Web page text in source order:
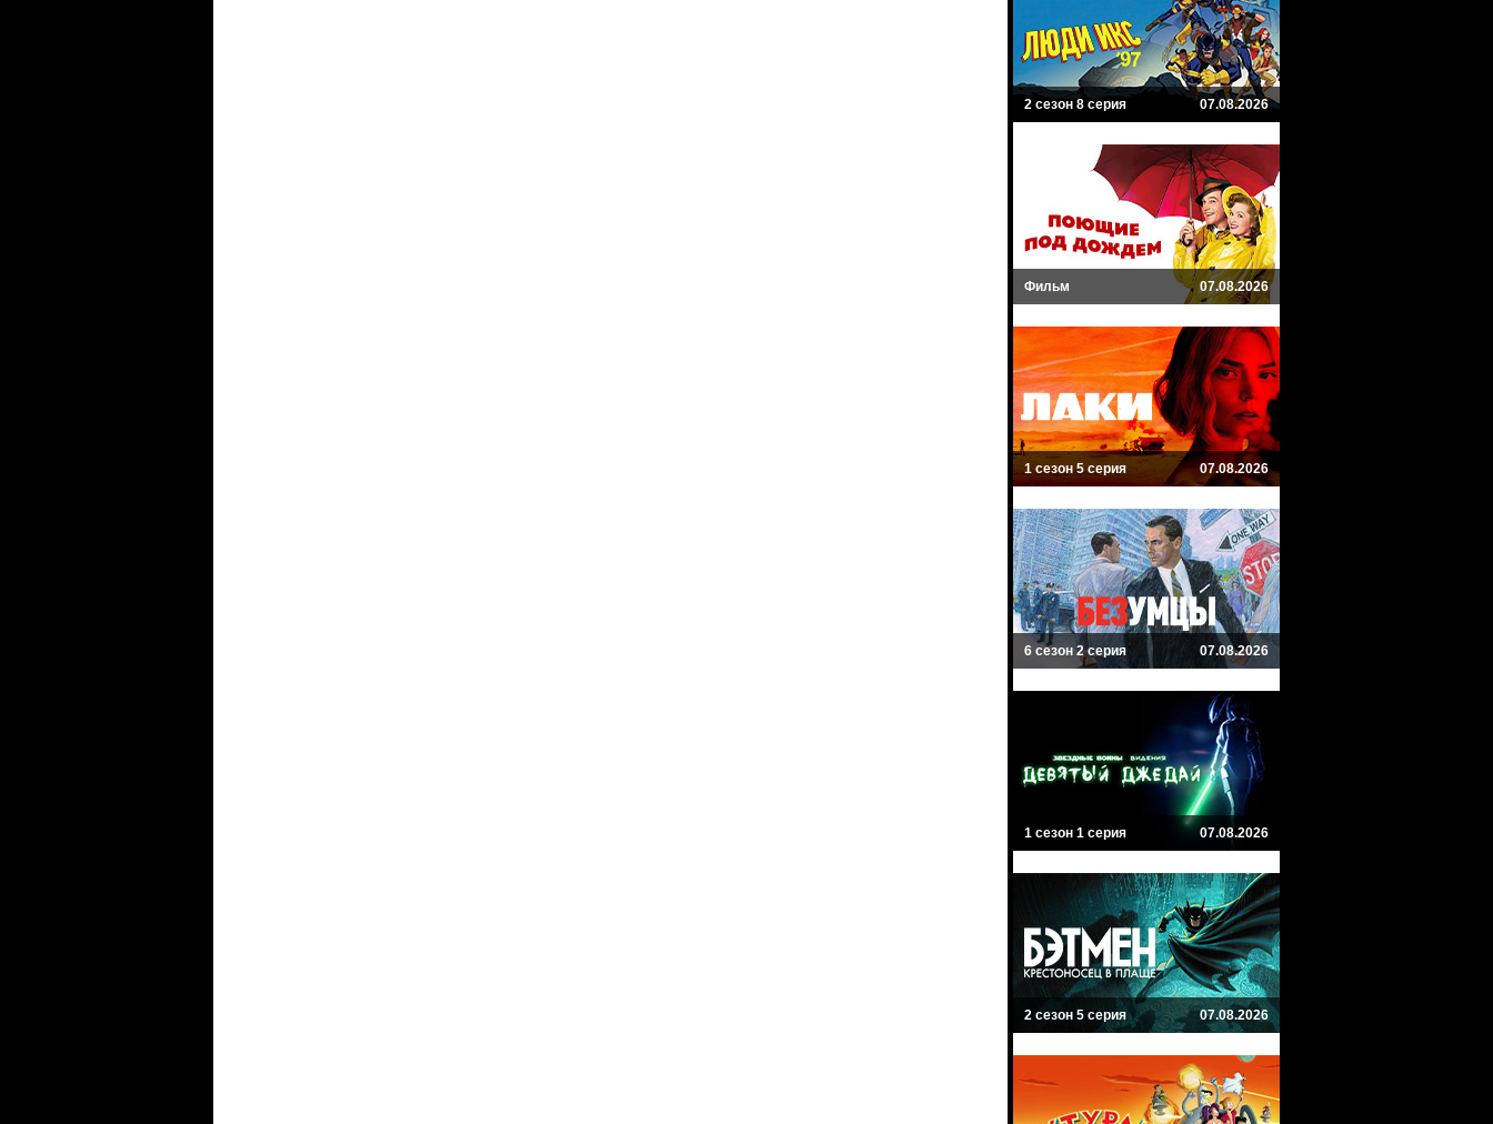
2 сезон 8 серия 07.08.2026
Фильм 07.08.2026
1 сезон 5 серия 07.08.2026
6 сезон 2 серия 07.08.2026
1 сезон 1 серия 07.08.2026
2 сезон 5 серия 07.08.2026